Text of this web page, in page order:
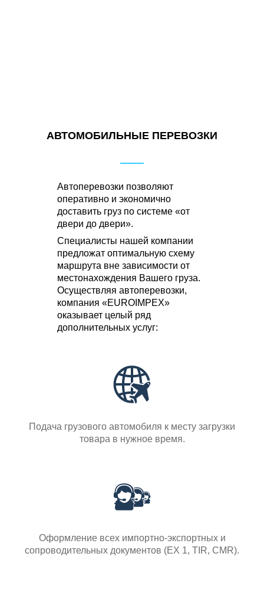
АВТОМОБИЛЬНЫЕ ПЕРЕВОЗКИ
Автоперевозки позволяют
оперативно и экономично
доставить груз по системе «от
двери до двери».
Специалисты нашей компании
предложат оптимальную схему
маршрута вне зависимости от
местонахождения Вашего груза.
Осуществляя автоперевозки,
компания «EUROIMPEX»
оказывает целый ряд
дополнительных услуг:
Подача грузового автомобиля к месту загрузки
товара в нужное время.
Оформление всех импортно-экспортных и
сопроводительных документов (EX 1, TIR, CMR).